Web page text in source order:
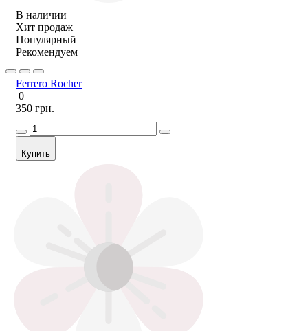
В наличии
Хит продаж
Популярный
Рекомендуем
Ferrero Rocher
0
350 грн.
Купить